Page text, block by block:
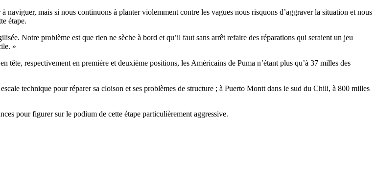
mais si nous continuons à planter violemment contre les vagues nous risquons d’aggraver la situation et nous
étape.
Notre problème est que rien ne sèche à bord et qu’il faut sans arrêt refaire des réparations qui seraient un jeu
»
respectivement en première et deuxième positions, les Américains de Puma n’étant plus qu’à 37 milles des
technique pour réparer sa cloison et ses problèmes de structure ; à Puerto Montt dans le sud du Chili, à 800 milles
pour figurer sur le podium de cette étape particulièrement aggressive.